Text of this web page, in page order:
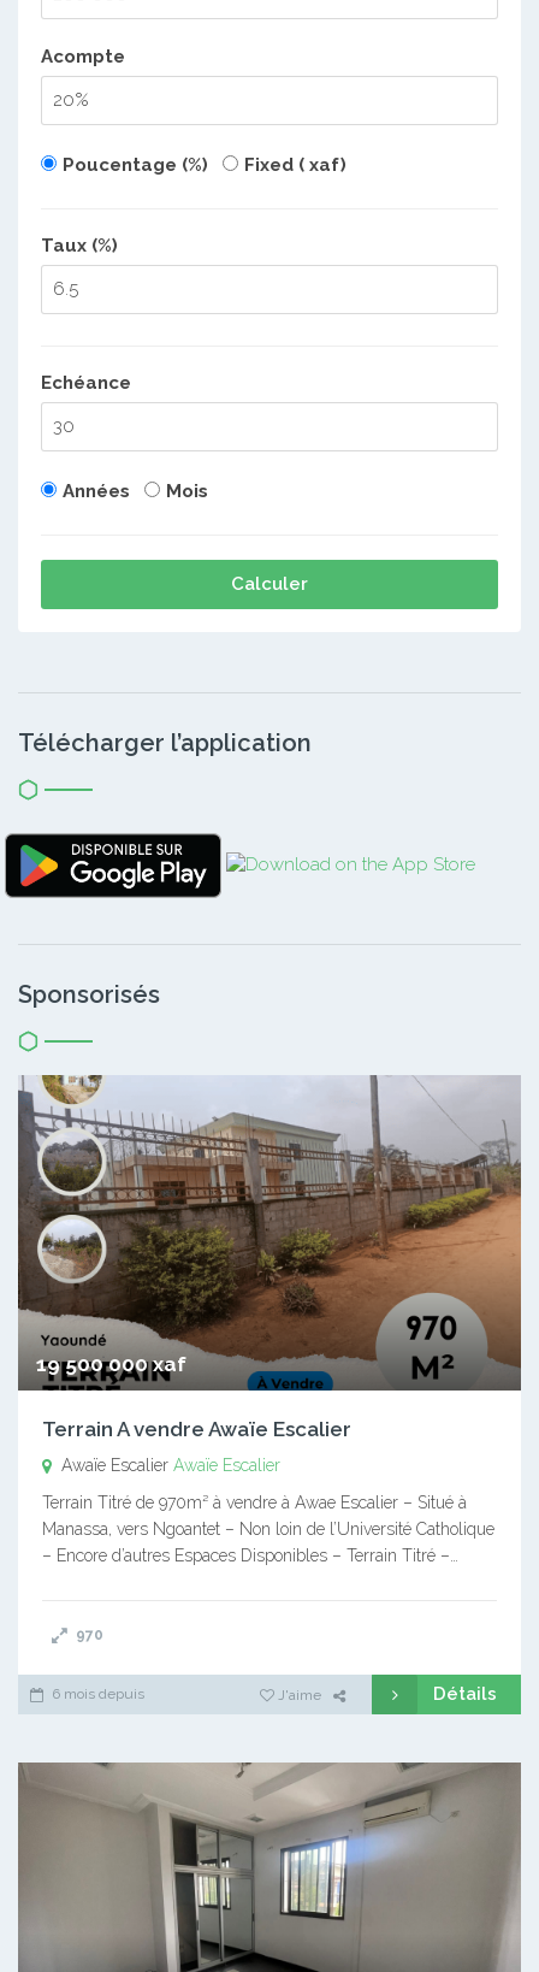
Acompte
Poucentage (%) Fixed ( xaf)
Taux (%)
Echéance
Années Mois
Calculer
Télécharger l’application
Sponsorisés
19 500 000 xaf
Terrain A vendre Awaïe Escalier
Awaïe Escalier Awaïe Escalier
Terrain Titré de 970m² à vendre à Awae Escalier – Situé à
Manassa, vers Ngoantet – Non loin de l’Université Catholique
– Encore d’autres Espaces Disponibles – Terrain Titré –…
970
6 mois depuis J'aime Détails